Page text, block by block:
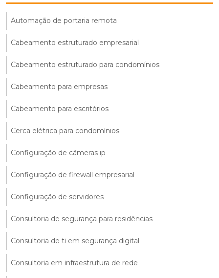
Automação de portaria remota
Cabeamento estruturado empresarial
Cabeamento estruturado para condomínios
Cabeamento para empresas
Cabeamento para escritórios
Cerca elétrica para condomínios
Configuração de câmeras ip
Configuração de firewall empresarial
Configuração de servidores
Consultoria de segurança para residências
Consultoria de ti em segurança digital
Consultoria em infraestrutura de rede